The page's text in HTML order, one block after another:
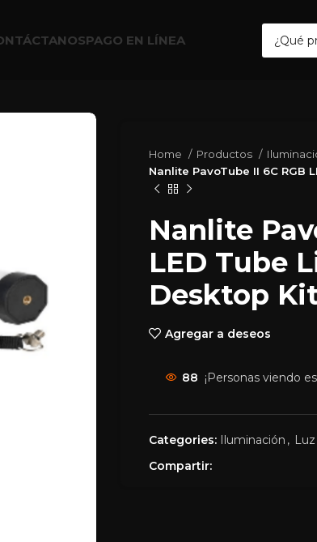
PAGO EN LÍNEA
Home Productos
Nanlite PavoTube II 6C RGB
Nanlite
LED Tube
Desktop
Agregar a deseos
88 ¡Personas viendo
Categories: Iluminación ,
Compartir: